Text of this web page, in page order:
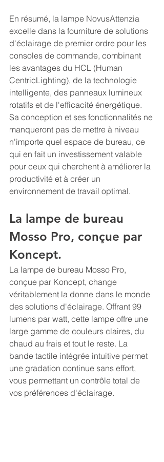
En résumé, la lampe NovusAttenzia
excelle dans la fourniture de solutions
d'éclairage de premier ordre pour les
consoles de commande, combinant
les avantages du HCL (Human
CentricLighting), de la technologie
intelligente, des panneaux lumineux
rotatifs et de l'efficacité énergétique.
Sa conception et ses fonctionnalités ne
manqueront pas de mettre à niveau
n'importe quel espace de bureau, ce
qui en fait un investissement valable
pour ceux qui cherchent à améliorer la
productivité et à créer un
environnement de travail optimal.
La lampe de bureau
Mosso Pro, conçue par
Koncept.
La lampe de bureau Mosso Pro,
conçue par Koncept, change
véritablement la donne dans le monde
des solutions d'éclairage. Offrant 99
lumens par watt, cette lampe offre une
large gamme de couleurs claires, du
chaud au frais et tout le reste. La
bande tactile intégrée intuitive permet
une gradation continue sans effort,
vous permettant un contrôle total de
vos préférences d'éclairage.